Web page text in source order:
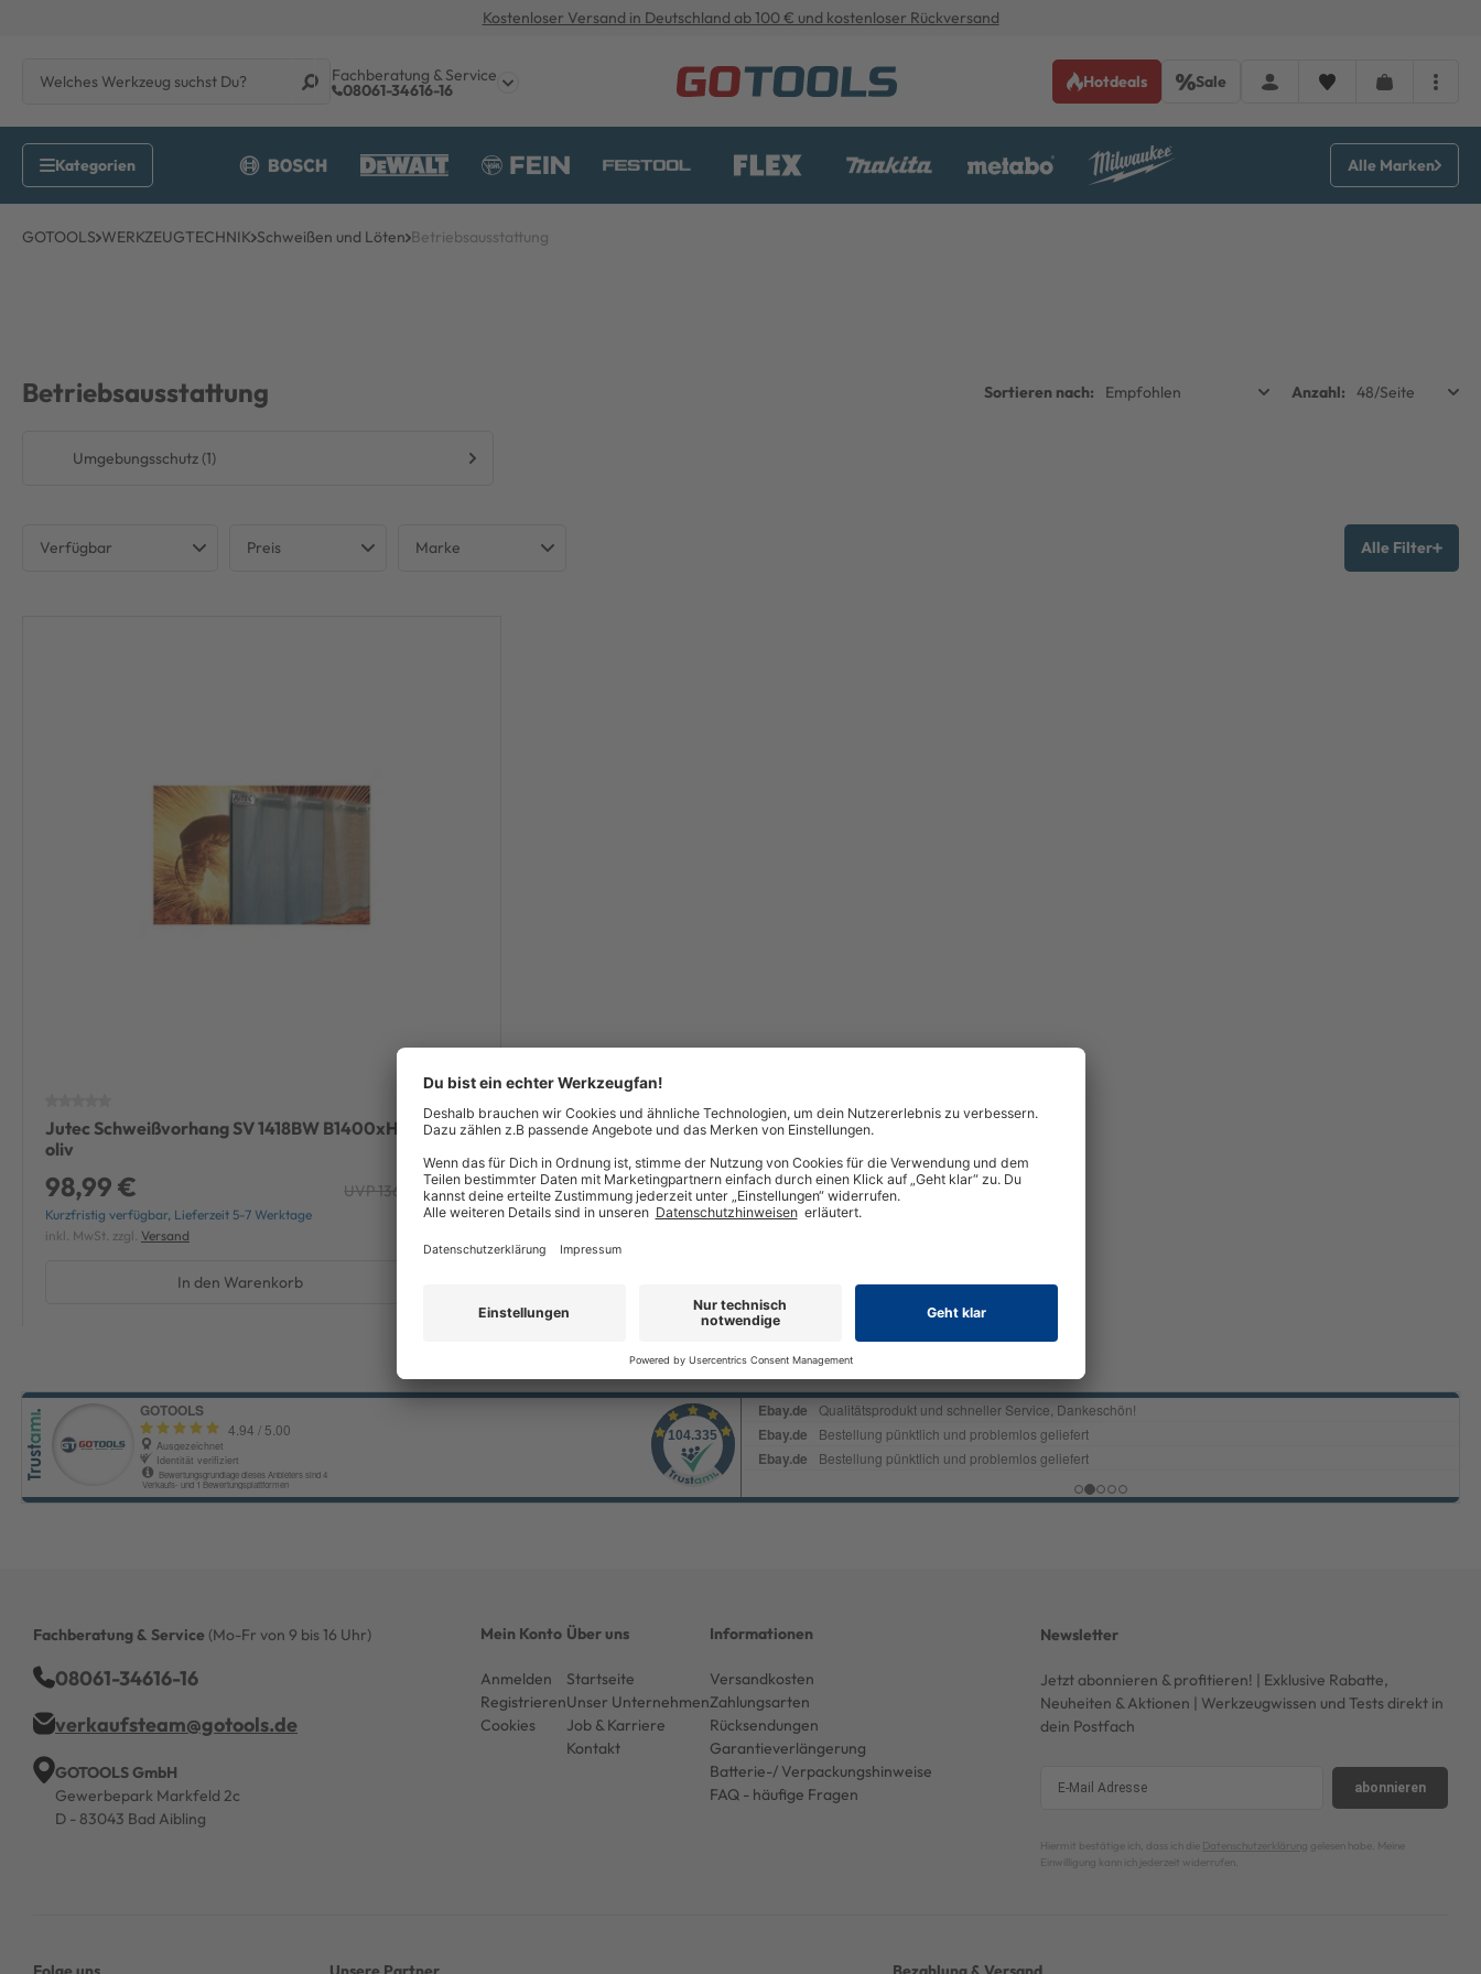
Kostenloser Versand in Deutschland ab 100 € und kostenloser Rückversand
Fachberatung & Service
08061-34616-16 Hotdeals Sale
Alle Marken
GOTOOLS WERKZEUGTECHNIK Schweißen und Löten Betriebsausstattung
Betriebsausstattung
Umgebungsschutz (1)
Verfügbar Preis Marke Alle Filter
Jutec Schweißvorhang SV 1418BW B1400xH1800mm
oliv
98,99 € UVP 136,85 € -27%
Kurzfristig verfügbar, Lieferzeit 5-7 Werktage
inkl. MwSt. zzgl. Versand
In den Warenkorb
Fachberatung & Service (Mo-Fr von 9 bis 16 Uhr)
08061-34616-16
verkaufsteam@gotools.de
GOTOOLS GmbH
Gewerbepark Markfeld 2c
D - 83043 Bad Aibling
Mein Konto
Anmelden
Registrieren
Cookies
Über uns
Startseite
Unser Unternehmen
Job & Karriere
Kontakt
Informationen
Versandkosten
Zahlungsarten
Rücksendungen
Garantieverlängerung
Batterie-/ Verpackungshinweise
FAQ - häufige Fragen
Newsletter
Jetzt abonnieren & profitieren! | Exklusive Rabatte,
Neuheiten & Aktionen | Werkzeugwissen und Tests direkt in
dein Postfach
abonnieren
Hiermit bestätige ich, dass ich die Datenschutzerklärung gelesen habe. Meine
Einwilligung kann ich jederzeit widerrufen.